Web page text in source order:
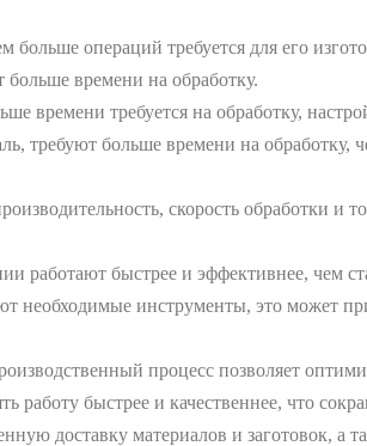
больше операций требуется для его
времени на обработку.
времени требуется на обработку,
требуют больше времени на
скорость обработки
работают быстрее и эффективнее, чем
необходимые инструменты, это может
процесс позволяет
работу быстрее и качественнее, что
доставку материалов и заготовок, а